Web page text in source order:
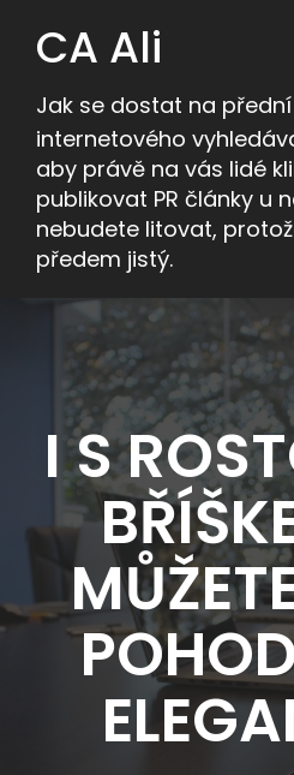
CA Ali
Jak se dostat na
internetového
aby právě na vás lidé
publikovat PR články u
nebudete litovat,
předem jistý.
I S